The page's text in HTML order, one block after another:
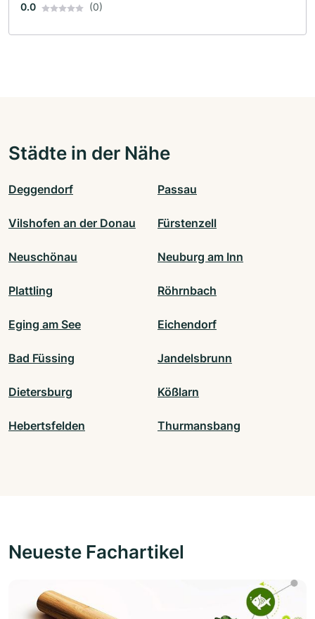
0.0 (0)
Städte in der Nähe
Deggendorf Passau
Vilshofen an der Donau Fürstenzell
Neuschönau Neuburg am Inn
Plattling Röhrnbach
Eging am See Eichendorf
Bad Füssing Jandelsbrunn
Dietersburg Kößlarn
Hebertsfelden Thurmansbang
Neueste Fachartikel